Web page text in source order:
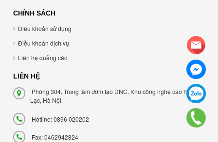
CHÍNH SÁCH
Điều khoản sử dụng
Điều khoản dịch vụ
Liên hệ quảng cáo
LIÊN HỆ
Phòng 304, Trung tâm ươm tạo DNC, Khu công nghệ cao Hòa
Lạc, Hà Nội.
Hotline: 0896 020202
Fax: 0462942824